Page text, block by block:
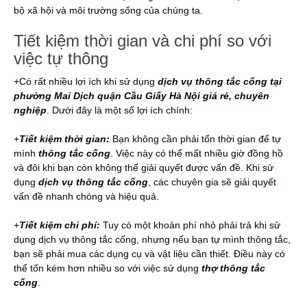
bộ xã hội và môi trường sống của chúng ta.
Tiết kiệm thời gian và chi phí so với
việc tự thông
+Có rất nhiều lợi ích khi sử dụng dịch vụ thông tắc cống tại
phường Mai Dịch quận Cầu Giấy Hà Nội giá rẻ, chuyên
nghiệp . Dưới đây là một số lợi ích chính:
+Tiết kiệm thời gian: Bạn không cần phải tốn thời gian để tự
mình thông tắc cống . Việc này có thể mất nhiều giờ đồng hồ
và đôi khi bạn còn không thể giải quyết được vấn đề. Khi sử
dụng dịch vụ thông tắc cống , các chuyên gia sẽ giải quyết
vấn đề nhanh chóng và hiệu quả.
+Tiết kiệm chi phí: Tuy có một khoản phí nhỏ phải trả khi sử
dụng dịch vụ thông tắc cống, nhưng nếu bạn tự mình thông tắc,
bạn sẽ phải mua các dụng cụ và vật liệu cần thiết. Điều này có
thể tốn kém hơn nhiều so với việc sử dụng thợ thông tắc
cống